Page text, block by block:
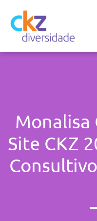
Monalisa
Site CKZ